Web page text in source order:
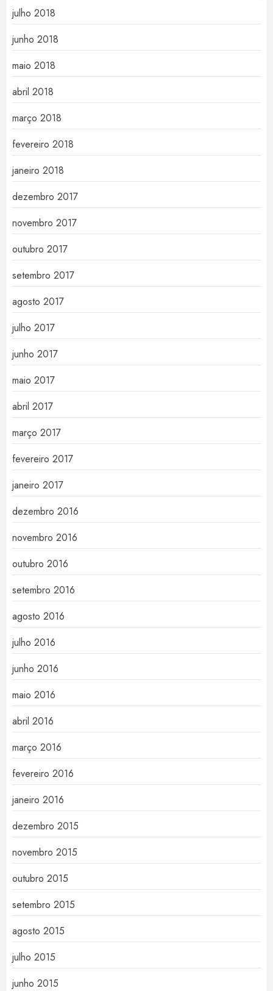
julho 2018
junho 2018
maio 2018
abril 2018
março 2018
fevereiro 2018
janeiro 2018
dezembro 2017
novembro 2017
outubro 2017
setembro 2017
agosto 2017
julho 2017
junho 2017
maio 2017
abril 2017
março 2017
fevereiro 2017
janeiro 2017
dezembro 2016
novembro 2016
outubro 2016
setembro 2016
agosto 2016
julho 2016
junho 2016
maio 2016
abril 2016
março 2016
fevereiro 2016
janeiro 2016
dezembro 2015
novembro 2015
outubro 2015
setembro 2015
agosto 2015
julho 2015
junho 2015